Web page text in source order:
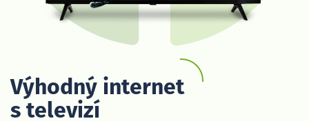
Výhodný internet
s televizí